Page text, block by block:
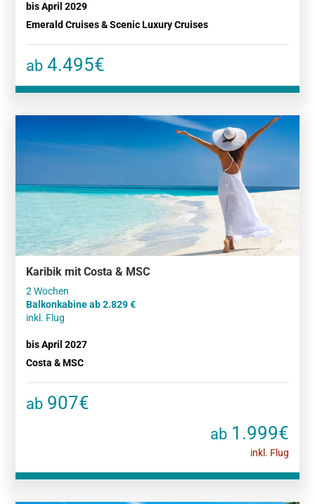
bis April 2029
Emerald Cruises & Scenic Luxury Cruises
ab 4.495€
Karibik mit Costa & MSC
Balkonkabine ab 2.829 €
inkl. Flug
bis April 2027
Costa & MSC
ab 907€
ab1.999€
inkl. Flug